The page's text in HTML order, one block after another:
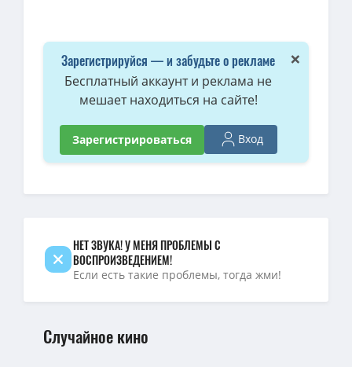
×
Зарегистрируйся — и забудьте о рекламе
Бесплатный аккаунт и реклама не
мешает находиться на сайте!
Зарегистрироваться Вход
НЕТ ЗВУКА! У МЕНЯ ПРОБЛЕМЫ С
ВОСПРОИЗВЕДЕНИЕМ!
Если есть такие проблемы, тогда жми!
Случайное кино